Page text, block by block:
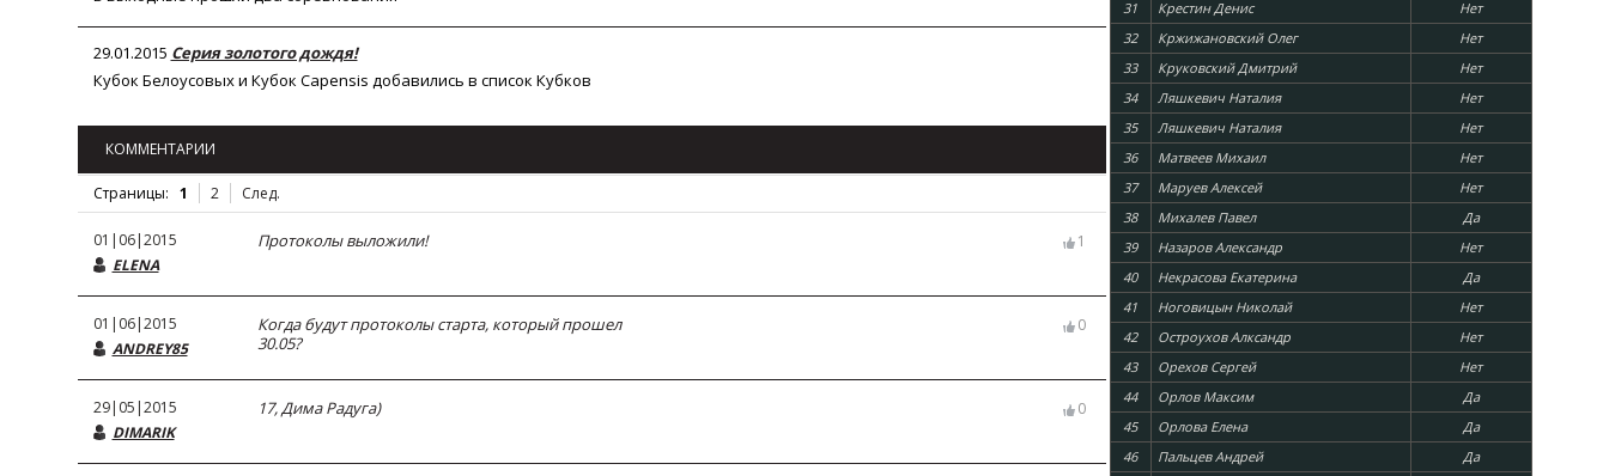
29.01.2015 Серия золотого дождя!
Кубок Белоусовых и Кубок Capensis добавились в список Кубков
КОММЕНТАРИИ
Страницы: 1 2 След.
01|06|2015
ELENA
Протоколы выложили! 1
01|06|2015
ANDREY85
Когда будут протоколы старта, который прошел
30.05?
0
29|05|2015
DIMARIK
17, Дима Радуга) 0
31
Крестин Денис
Нет
32
Кржижановский Олег
Нет
33
Круковский Дмитрий
Нет
34
Ляшкевич Наталия
Нет
35
Ляшкевич Наталия
Нет
36
Матвеев Михаил
Нет
37
Маруев Алексей
Нет
38
Михалев Павел
Да
39
Назаров Александр
Нет
40
Некрасова Екатерина
Да
41
Ноговицын Николай
Нет
42
Остроухов Алксандр
Нет
43
Орехов Сергей
Нет
44
Орлов Максим
Да
45
Орлова Елена
Да
46
Пальцев Андрей
Да